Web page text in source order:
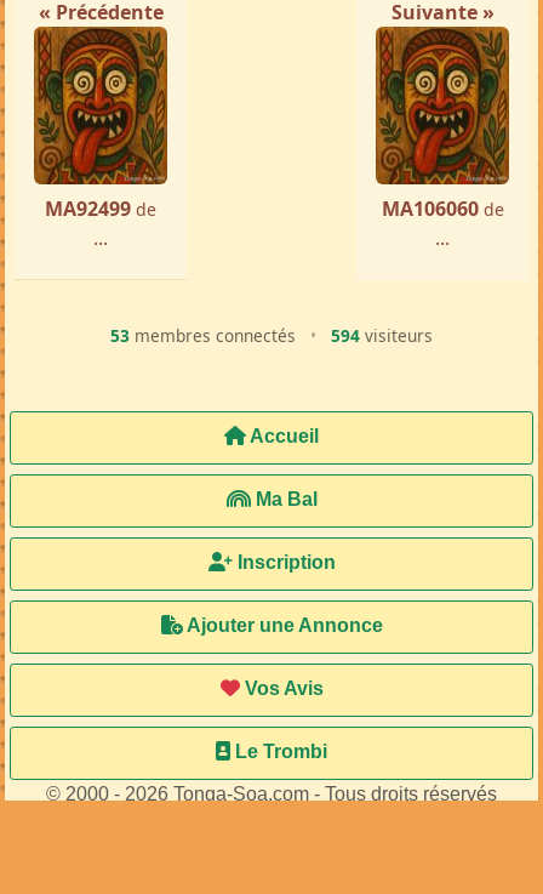
« Précédente
MA92499 de
...
Suivante »
MA106060 de
...
53 membres connectés • 594 visiteurs
Accueil
Ma Bal
Inscription
Ajouter une Annonce
Vos Avis
Le Trombi
© 2000 - 2026 Tonga-Soa.com - Tous droits réservés